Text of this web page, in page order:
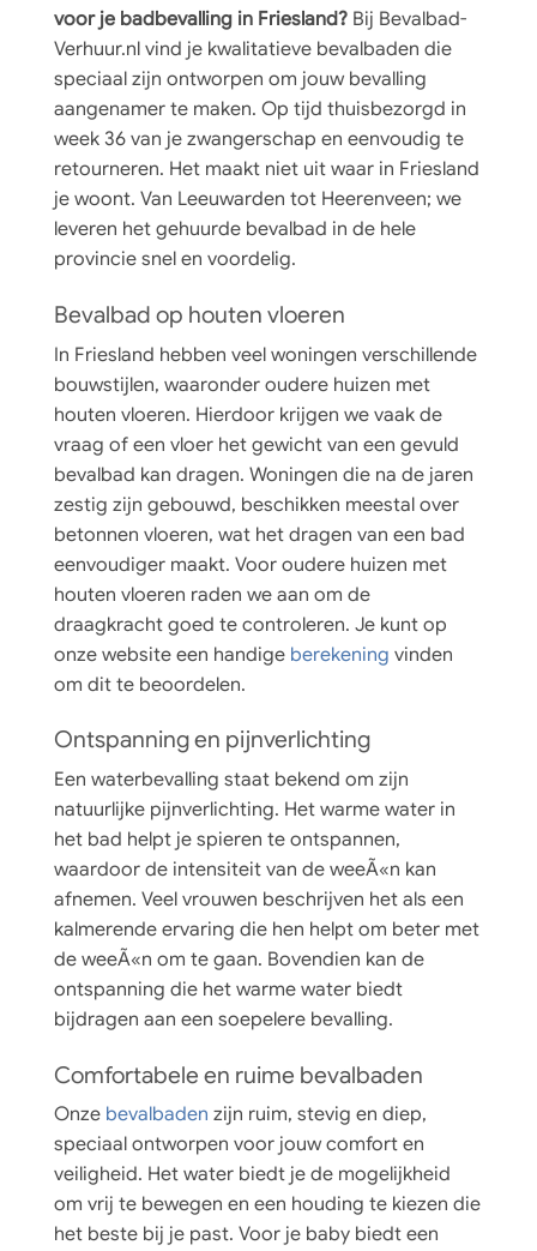
voor je badbevalling in Friesland? Bij Bevalbad-
Verhuur.nl vind je kwalitatieve bevalbaden die
speciaal zijn ontworpen om jouw bevalling
aangenamer te maken. Op tijd thuisbezorgd in
week 36 van je zwangerschap en eenvoudig te
retourneren. Het maakt niet uit waar in Friesland
je woont. Van Leeuwarden tot Heerenveen; we
leveren het gehuurde bevalbad in de hele
provincie snel en voordelig.
Bevalbad op houten vloeren
In Friesland hebben veel woningen verschillende
bouwstijlen, waaronder oudere huizen met
houten vloeren. Hierdoor krijgen we vaak de
vraag of een vloer het gewicht van een gevuld
bevalbad kan dragen. Woningen die na de jaren
zestig zijn gebouwd, beschikken meestal over
betonnen vloeren, wat het dragen van een bad
eenvoudiger maakt. Voor oudere huizen met
houten vloeren raden we aan om de
draagkracht goed te controleren. Je kunt op
onze website een handige berekening vinden
om dit te beoordelen.
Ontspanning en pijnverlichting
Een waterbevalling staat bekend om zijn
natuurlijke pijnverlichting. Het warme water in
het bad helpt je spieren te ontspannen,
waardoor de intensiteit van de weeÃ«n kan
afnemen. Veel vrouwen beschrijven het als een
kalmerende ervaring die hen helpt om beter met
de weeÃ«n om te gaan. Bovendien kan de
ontspanning die het warme water biedt
bijdragen aan een soepelere bevalling.
Comfortabele en ruime bevalbaden
Onze bevalbaden zijn ruim, stevig en diep,
speciaal ontworpen voor jouw comfort en
veiligheid. Het water biedt je de mogelijkheid
om vrij te bewegen en een houding te kiezen die
het beste bij je past. Voor je baby biedt een